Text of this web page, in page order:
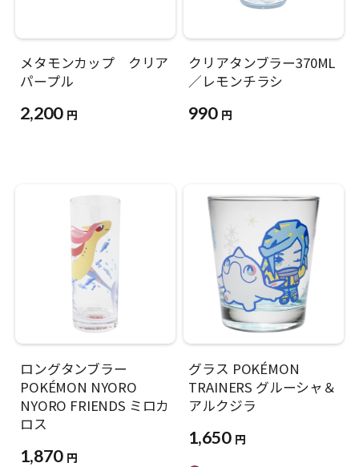
メタモンカップ クリア
パープル
2,200 円
クリアタンブラー370ML
／レモンチラシ
990 円
ロングタンブラー
POKÉMON NYORO
NYORO FRIENDS ミロカ
ロス
1,870 円
グラス POKÉMON
TRAINERS グルーシャ＆
アルクジラ
1,650 円